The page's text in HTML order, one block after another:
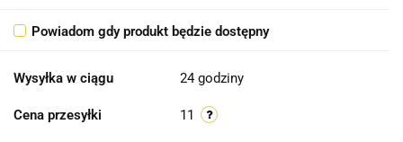
Powiadom gdy produkt będzie dostępny
Wysyłka w ciągu 24 godziny
Cena przesyłki 11